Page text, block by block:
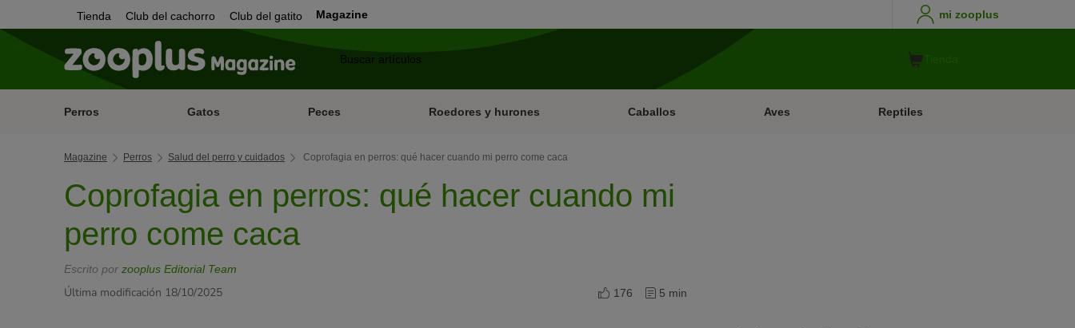
Tienda Club del cachorro Club del gatito Magazine mi zooplus
Perros Gatos Peces Roedores y hurones Caballos Aves Reptiles
Magazine Perros Salud del perro y cuidados Coprofagia en perros: qué hacer cuando mi perro come caca
Coprofagia en perros: qué hacer cuando mi
perro come caca
Escrito por zooplus Editorial Team
Última modificación 18/10/2025 176 5 min